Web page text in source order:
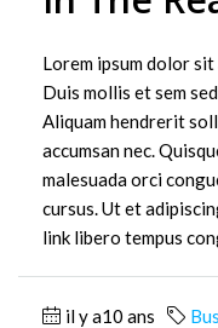
Lorem ipsum dolor
Duis mollis et sem
Aliquam hendrerit
accumsan nec.
malesuada orci
cursus. Ut et
link libero tempus
il y a10 ans